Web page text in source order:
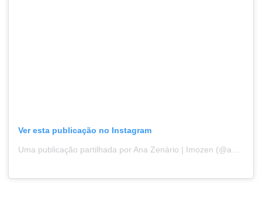
Ver esta publicação no Instagram
Uma publicação partilhada por Ana Zenário | Imozen (@ana_zenario)